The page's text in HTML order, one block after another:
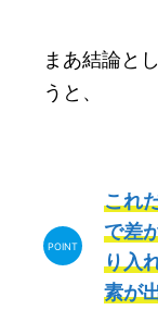
まあ結論と
うと、
これ
で差
り入
素が